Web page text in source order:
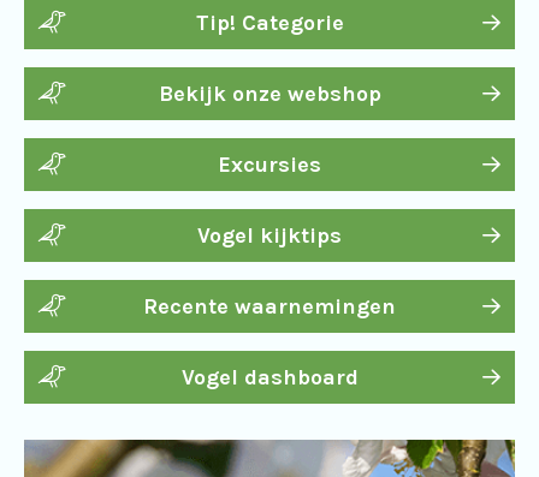
Tip! Categorie
Bekijk onze webshop
Excursies
Vogel kijktips
Recente waarnemingen
Vogel dashboard